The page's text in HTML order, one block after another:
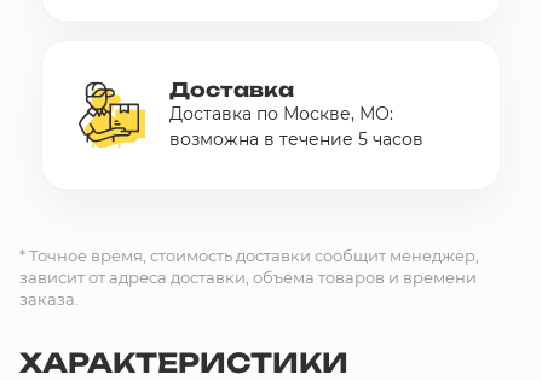
Доставка
Доставка по Москве, МО:
возможна в течение 5 часов
* Точное время, стоимость доставки сообщит менеджер,
зависит от адреса доставки, объема товаров и времени
заказа.
ХАРАКТЕРИСТИКИ